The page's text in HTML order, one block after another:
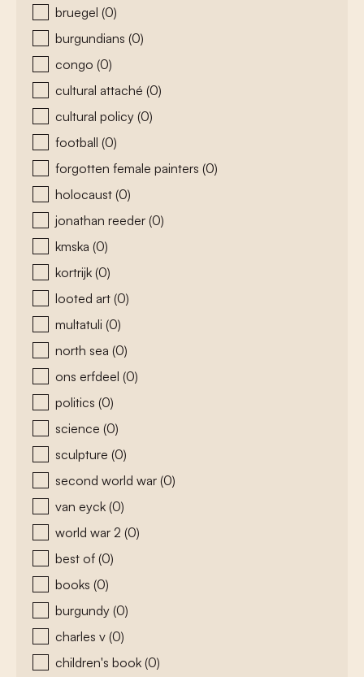
bruegel (0)
burgundians (0)
congo (0)
cultural attaché (0)
cultural policy (0)
football (0)
forgotten female painters (0)
holocaust (0)
jonathan reeder (0)
kmska (0)
kortrijk (0)
looted art (0)
multatuli (0)
north sea (0)
ons erfdeel (0)
politics (0)
science (0)
sculpture (0)
second world war (0)
van eyck (0)
world war 2 (0)
best of (0)
books (0)
burgundy (0)
charles v (0)
children's book (0)